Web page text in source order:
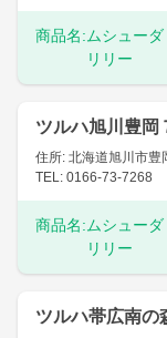
商品名: ムシュー
リリー
ツルハ旭川豊岡
住所: 北海道旭川市豊
TEL: 0166-73-7268
商品名: ムシュー
リリー
ツルハ帯広南の